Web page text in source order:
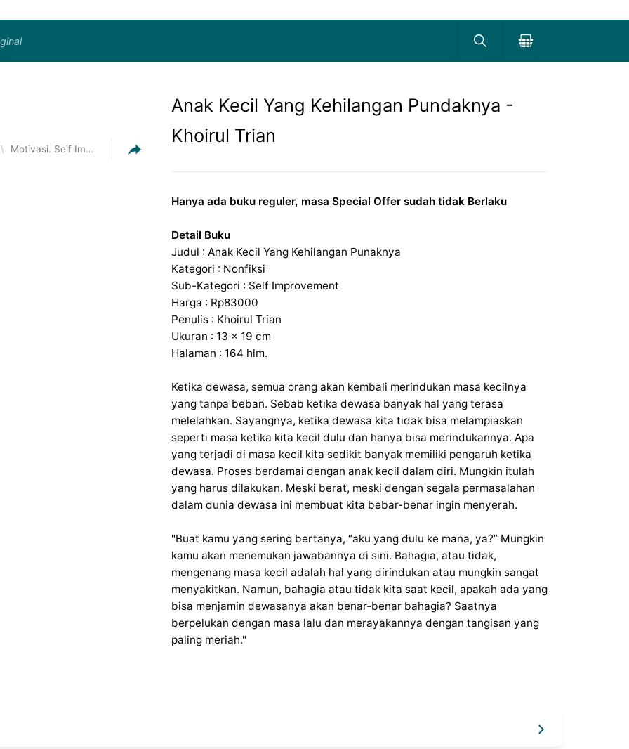
\ Motivasi. Self Improvement
Anak Kecil Yang Kehilangan Pundaknya -
Khoirul Trian
Hanya ada buku reguler, masa Special Offer sudah tidak Berlaku
Detail Buku
Judul : Anak Kecil Yang Kehilangan Punaknya
Kategori : Nonfiksi
Sub-Kategori : Self Improvement
Harga : Rp83000
Penulis : Khoirul Trian
Ukuran : 13 x 19 cm
Halaman : 164 hlm.
Ketika dewasa, semua orang akan kembali merindukan masa kecilnya
yang tanpa beban. Sebab ketika dewasa banyak hal yang terasa
melelahkan. Sayangnya, ketika dewasa kita tidak bisa melampiaskan
seperti masa ketika kita kecil dulu dan hanya bisa merindukannya. Apa
yang terjadi di masa kecil kita sedikit banyak memiliki pengaruh ketika
dewasa. Proses berdamai dengan anak kecil dalam diri. Mungkin itulah
yang harus dilakukan. Meski berat, meski dengan segala permasalahan
dalam dunia dewasa ini membuat kita bebar-benar ingin menyerah.
"Buat kamu yang sering bertanya, “aku yang dulu ke mana, ya?” Mungkin
kamu akan menemukan jawabannya di sini. Bahagia, atau tidak,
mengenang masa kecil adalah hal yang dirindukan atau mungkin sangat
menyakitkan. Namun, bahagia atau tidak kita saat kecil, apakah ada yang
bisa menjamin dewasanya akan benar-benar bahagia? Saatnya
berpelukan dengan masa lalu dan merayakannya dengan tangisan yang
paling meriah."